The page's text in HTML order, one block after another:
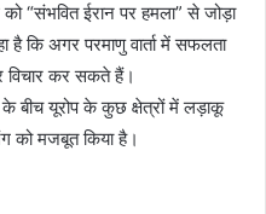
“संभवित ईरान पर हमला” से जोड़ा
है कि अगर परमाणु वार्ता में सफलता
विचार कर सकते हैं।
बीच यूरोप के कुछ क्षेत्रों में लड़ाकू
को मजबूत किया है।